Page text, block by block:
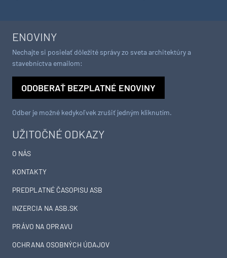
UŽITOČNÉ ODKAZY
O NÁS
KONTAKTY
PREDPLATNÉ ČASOPISU ASB
INZERCIA NA ASB.SK
PRÁVO NA OPRAVU
OCHRANA OSOBNÝCH ÚDAJOV
ENOVINY
Nechajte si posielať dôležité správy zo sveta architektúry a
stavebníctva emailom:
ODOBERAŤ BEZPLATNÉ ENOVINY
Odber je možné kedykoľvek zrušiť jedným kliknutím.